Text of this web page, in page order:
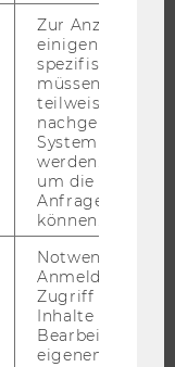
Zur Anzeige von
einigen WU-
spezifischen
müssen
teilweise von
nachgelagerten
System
werden.
um die Antwort
Anfrage
können.
Notwendig für
Anmeldung und
Zugriff auf
Inhalte oder zur
Bearbeitung des
eigenen Profils.